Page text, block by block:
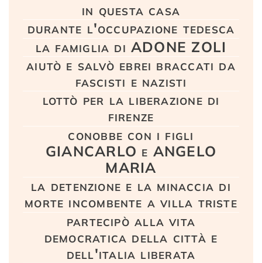
in questa casa
durante l'occupazione tedesca
la famiglia di ADONE ZOLI
aiutò e salvò ebrei braccati da
fascisti e nazisti
lottò per la liberazione di
firenze
conobbe con i figli
GIANCARLO e ANGELO
MARIA
la detenzione e la minaccia di
morte incombente a villa triste
partecipò alla vita
democratica della città e
dell'italia liberata